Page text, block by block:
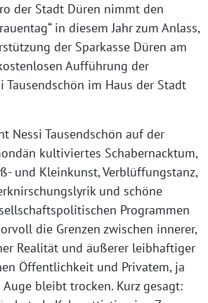
der Stadt Düren nimmt den
in diesem Jahr zum Anlass,
der Sparkasse Düren am
Aufführung der
Tausendschön im Haus der Stadt
Nessi Tausendschön auf der
kultiviertes Schabernacktum,
und Kleinkunst, Verblüffungstanz,
und schöne
Programmen
die Grenzen zwischen innerer,
Realität und äußerer leibhaftiger
Öffentlichkeit und Privatem, ja
bleibt trocken. Kurz gesagt: